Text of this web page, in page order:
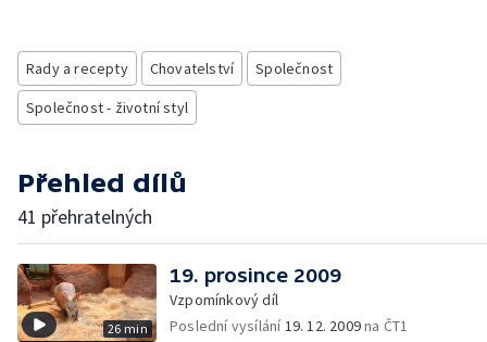
Rady a recepty Chovatelství
Společnost
Společnost - životní styl
Přehled dílů
41 přehratelných
26 min
19. prosince 2009
Vzpomínkový díl
Poslední vysílání19. 12. 2009na ČT1